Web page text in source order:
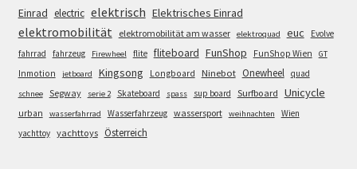
Einrad electric elektrisch Elektrisches Einrad
elektromobilität elektromobilität am wasser elektroquad euc
Evolve
fahrrad
fahrzeug Firewheel flite fliteboard FunShop FunShop Wien GT
Inmotion jetboard Kingsong Longboard Ninebot Onewheel quad
schnee Segway serie 2 Skateboard spass sup board Surfboard Unicycle
urban wasserfahrrad Wasserfahrzeug wassersport weihnachten
Wien
yachttoy yachttoys Österreich